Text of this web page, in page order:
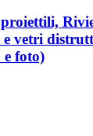
vetri
e foto)